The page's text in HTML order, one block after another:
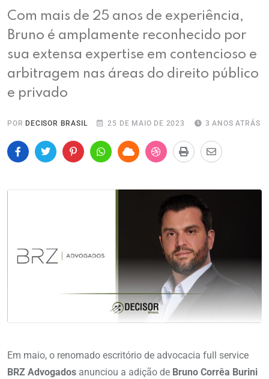
Com mais de 25 anos de experiência,
Bruno é amplamente reconhecido por
sua extensa expertise em contencioso e
arbitragem nas áreas do direito público
e privado
POR DECISOR BRASIL 25 DE MAIO DE 2023 3 ANOS ATRÁS
Em maio, o renomado escritório de advocacia full service
BRZ Advogados anunciou a adição de Bruno Corrêa Burini